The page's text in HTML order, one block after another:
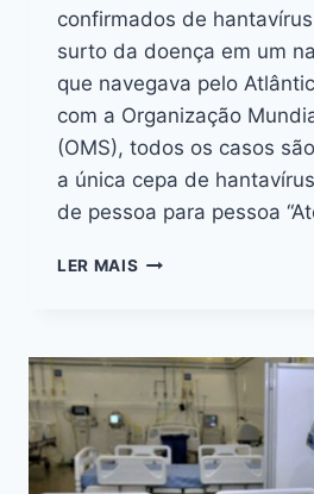
confirmados de
surto da doença em um
que navegava pelo
com a Organização
(OMS), todos os casos
a única cepa de
de pessoa para pessoa
LER MAIS